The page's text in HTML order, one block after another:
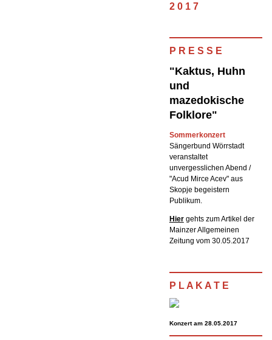
2 0 1 7
P R E S S E
"Kaktus, Huhn
und
mazedokische
Folklore"
Sommerkonzert
Sängerbund Wörrstadt
veranstaltet
unvergesslichen Abend /
"Acud Mirce Acev" aus
Skopje begeistern
Publikum.
Hiergehts zum Artikel der
Mainzer Allgemeinen
Zeitung vom 30.05.2017
P L A K A T E
Konzert am 28.05.2017